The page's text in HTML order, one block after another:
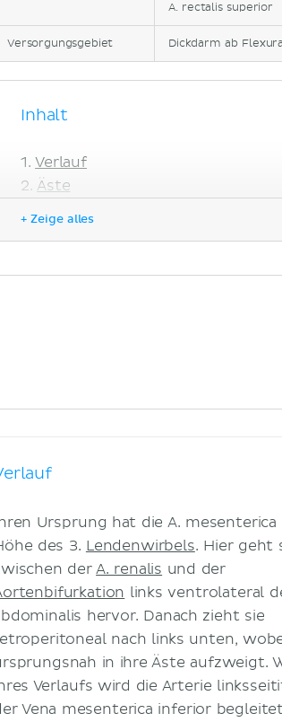
A. rectalis superior
Versorgungsgebiet Dickdarm ab
Inhalt
Verlauf
Äste
Klinik
+ Zeige alles
Ursprung hat die A.
des 3. Lendenwirbels. Hier geht
derA. renalis und der
links ventrolateral
hervor. Danach zieht sie
nach links unten,
in ihre Äste aufzweigt.
Verlaufs wird die Arterie
Vena mesenterica inferior